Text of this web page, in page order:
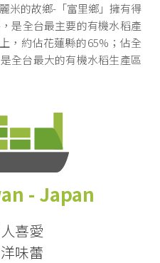
米的故鄉-「富里鄉」擁有得
是全台最主要的有機水稻產
，約佔花蓮縣的65%；佔全
全台最大的有機水稻生產區
- Japan
喜愛
味蕾